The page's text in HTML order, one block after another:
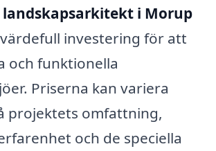
landskapsarkitekt i Morup
investering för att
och funktionella
Priserna kan variera
projektets omfattning,
och de speciella